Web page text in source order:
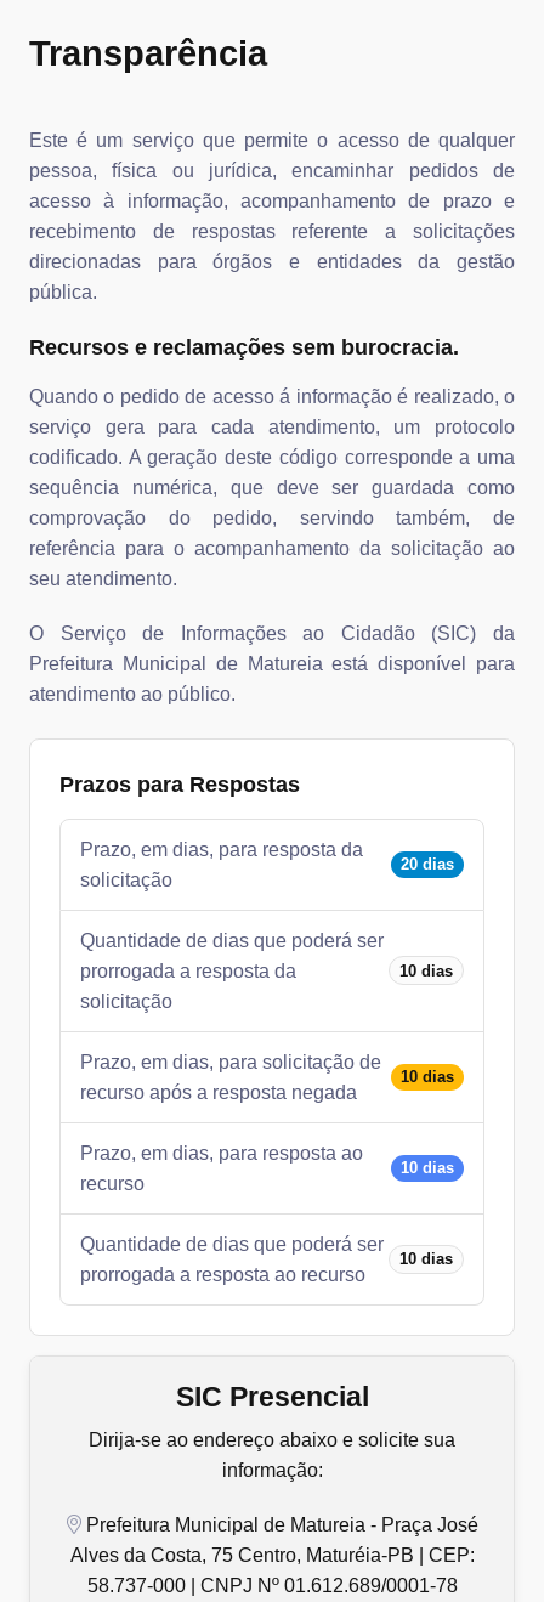
Transparência
Este é um serviço que permite o acesso de qualquer
pessoa, física ou jurídica, encaminhar pedidos de
acesso à informação, acompanhamento de prazo e
recebimento de respostas referente a solicitações
direcionadas para órgãos e entidades da gestão
pública.
Recursos e reclamações sem burocracia.
Quando o pedido de acesso á informação é realizado, o
serviço gera para cada atendimento, um protocolo
codificado. A geração deste código corresponde a uma
sequência numérica, que deve ser guardada como
comprovação do pedido, servindo também, de
referência para o acompanhamento da solicitação ao
seu atendimento.
O Serviço de Informações ao Cidadão (SIC) da
Prefeitura Municipal de Matureia está disponível para
atendimento ao público.
Prazos para Respostas
Prazo, em dias, para resposta da
solicitação
20 dias
Quantidade de dias que poderá ser
prorrogada a resposta da
solicitação
10 dias
Prazo, em dias, para solicitação de
recurso após a resposta negada
10 dias
Prazo, em dias, para resposta ao
recurso
10 dias
Quantidade de dias que poderá ser
prorrogada a resposta ao recurso
10 dias
SIC Presencial
Dirija-se ao endereço abaixo e solicite sua
informação:
Prefeitura Municipal de Matureia - Praça José
Alves da Costa, 75 Centro, Maturéia-PB | CEP:
58.737-000 | CNPJ Nº 01.612.689/0001-78